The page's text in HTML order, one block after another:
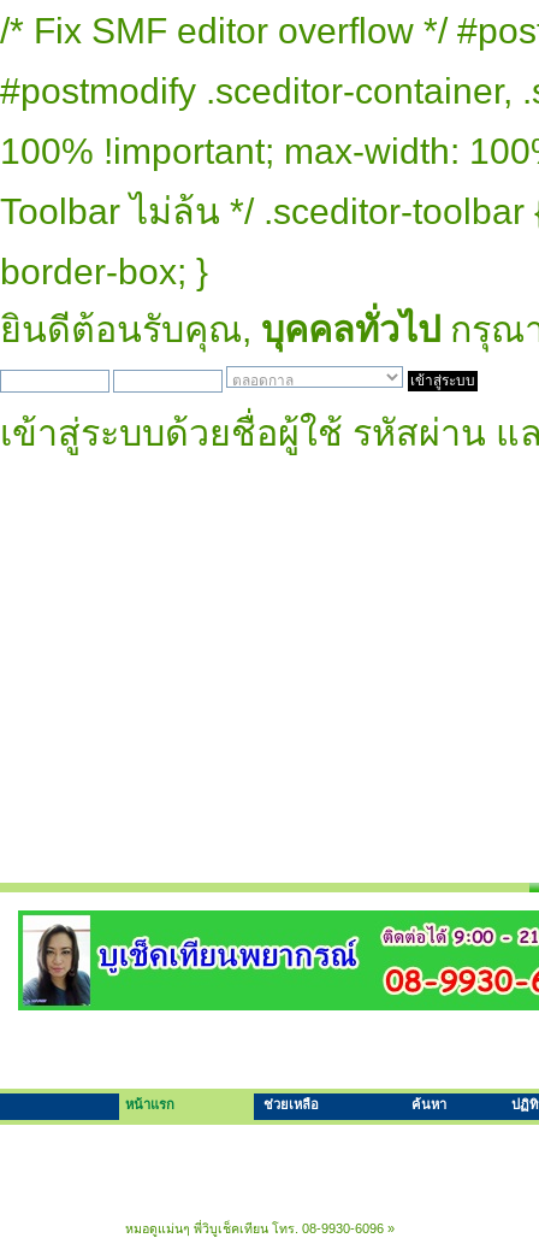
/* Fix SMF editor overflow */
#postmodify .sceditor-container,
100% !important; max-width:
Toolbar ไม่ล้น */ .sceditor-
border-box; }
ยินดีต้อนรับคุณ, บุคคลทั่วไป กรุณ
เข้าสู่ระบบด้วยชื่อผู้ใช้ รหัสผ่าน แ
หน้าแรก ช่วยเหลือ ค้นหา ปฏิ
หมอดูแม่นๆ พี่วิบูเช็คเทียน โทร. 08-9930-6096 »